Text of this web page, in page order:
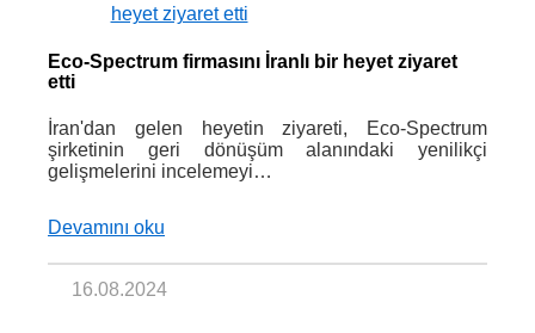
Eco-Spectrum firmasını İranlı bir heyet ziyaret
etti
İran'dan gelen heyetin ziyareti, Eco-Spectrum
şirketinin geri dönüşüm alanındaki yenilikçi
gelişmelerini incelemeyi…
Devamını oku
16.08.2024